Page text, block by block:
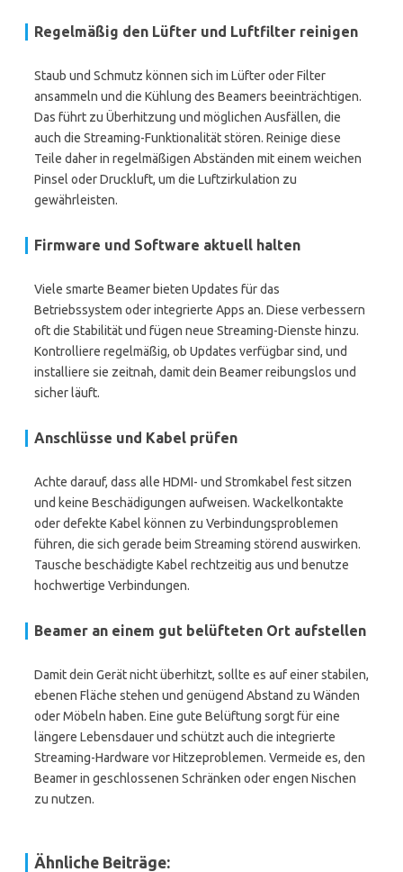
Regelmäßig den Lüfter und Luftfilter reinigen
Staub und Schmutz können sich im Lüfter oder Filter
ansammeln und die Kühlung des Beamers beeinträchtigen.
Das führt zu Überhitzung und möglichen Ausfällen, die
auch die Streaming-Funktionalität stören. Reinige diese
Teile daher in regelmäßigen Abständen mit einem weichen
Pinsel oder Druckluft, um die Luftzirkulation zu
gewährleisten.
Firmware und Software aktuell halten
Viele smarte Beamer bieten Updates für das
Betriebssystem oder integrierte Apps an. Diese verbessern
oft die Stabilität und fügen neue Streaming-Dienste hinzu.
Kontrolliere regelmäßig, ob Updates verfügbar sind, und
installiere sie zeitnah, damit dein Beamer reibungslos und
sicher läuft.
Anschlüsse und Kabel prüfen
Achte darauf, dass alle HDMI- und Stromkabel fest sitzen
und keine Beschädigungen aufweisen. Wackelkontakte
oder defekte Kabel können zu Verbindungsproblemen
führen, die sich gerade beim Streaming störend auswirken.
Tausche beschädigte Kabel rechtzeitig aus und benutze
hochwertige Verbindungen.
Beamer an einem gut belüfteten Ort aufstellen
Damit dein Gerät nicht überhitzt, sollte es auf einer stabilen,
ebenen Fläche stehen und genügend Abstand zu Wänden
oder Möbeln haben. Eine gute Belüftung sorgt für eine
längere Lebensdauer und schützt auch die integrierte
Streaming-Hardware vor Hitzeproblemen. Vermeide es, den
Beamer in geschlossenen Schränken oder engen Nischen
zu nutzen.
Ähnliche Beiträge: